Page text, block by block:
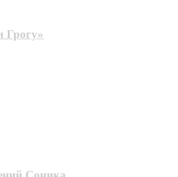
Грогу»